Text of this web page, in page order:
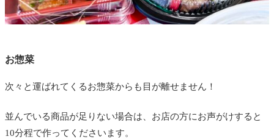
お惣菜
次々と運ばれてくるお惣菜からも目が離せません！
並んでいる商品が足りない場合は、お店の方にお声がけすると
10分程で作ってくださいます。